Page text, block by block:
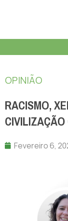
OPINIÃO
RACISMO,
Fevereiro 6,